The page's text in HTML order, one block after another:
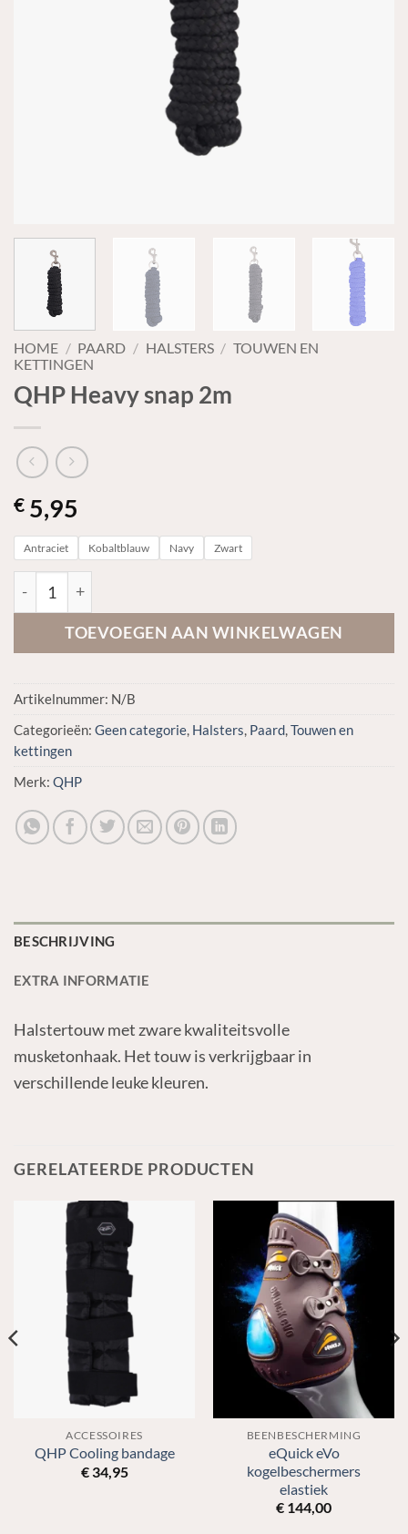
HOME / PAARD / HALSTERS / TOUWEN EN
KETTINGEN
QHP Heavy snap 2m
€ 5,95
Antraciet Kobaltblauw Navy Zwart
TOEVOEGEN AAN WINKELWAGEN
Artikelnummer: N/B
Categorieën: Geen categorie, Halsters, Paard,Touwen en
kettingen
Merk: QHP
BESCHRIJVING
EXTRA INFORMATIE
Halstertouw met zware kwaliteitsvolle
musketonhaak. Het touw is verkrijgbaar in
verschillende leuke kleuren.
GERELATEERDE PRODUCTEN
ACCESSOIRES
QHP Cooling bandage
€34,95
BEENBESCHERMING
eQuick eVo
kogelbeschermers
elastiek
€ 144,00